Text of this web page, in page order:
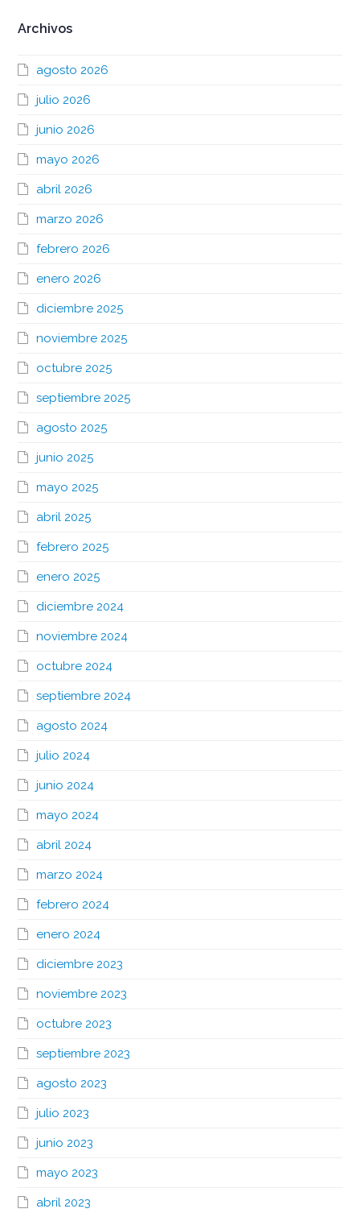
Archivos
agosto 2026
julio 2026
junio 2026
mayo 2026
abril 2026
marzo 2026
febrero 2026
enero 2026
diciembre 2025
noviembre 2025
octubre 2025
septiembre 2025
agosto 2025
junio 2025
mayo 2025
abril 2025
febrero 2025
enero 2025
diciembre 2024
noviembre 2024
octubre 2024
septiembre 2024
agosto 2024
julio 2024
junio 2024
mayo 2024
abril 2024
marzo 2024
febrero 2024
enero 2024
diciembre 2023
noviembre 2023
octubre 2023
septiembre 2023
agosto 2023
julio 2023
junio 2023
mayo 2023
abril 2023